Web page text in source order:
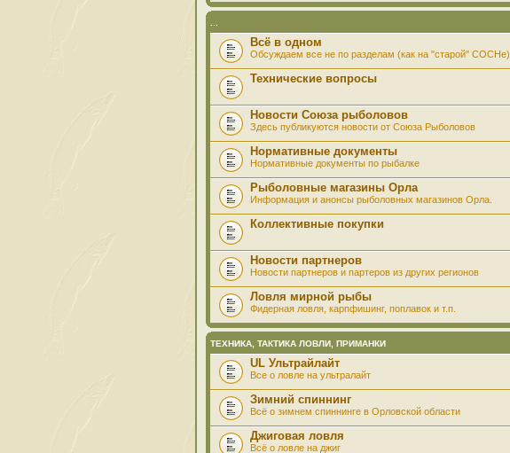
Всё в одном
Обсуждаем все не по разделам (как на "старой" СОСНе)
Технические вопросы
Новости Союза рыболовов
Здесь публикуются новости от Союза Рыболовов
Нормативные документы
Нормативные документы по рыбалке
Рыболовные магазины Орла
Информация и анонсы рыболовных магазинов Орла.
Коллективные покупки
Новости партнеров
Новости партнеров и партеров из других регионов
Ловля мирной рыбы
Фидерная ловля, карпфишинг, поплавок и т.п.
ТЕХНИКА, ТАКТИКА ЛОВЛИ, ПРИМАНКИ
UL Ультрайлайт
Все о ловле на ультралайт
Зимний спиннинг
Всё о зимнем спиннинге в Орловской области
Джиговая ловля
Всё о ловле на джиг